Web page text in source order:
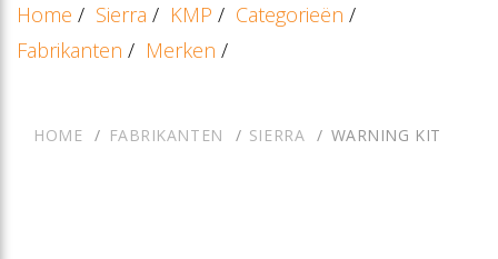
Home / Sierra / KMP / Categorieën /
Fabrikanten / Merken /
HOME FABRIKANTEN SIERRA WARNING KIT